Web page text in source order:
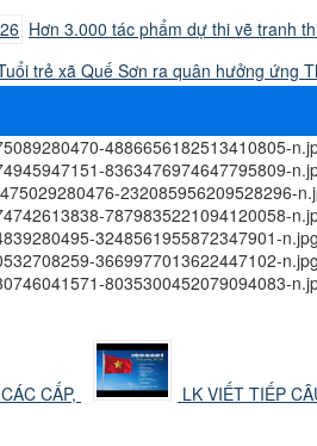
Hơn 3.000 tác phẩm dự thi vẽ tranh
trẻ xã Quế Sơn ra quân hưởng ứng
CẤP, LK VIẾT TIẾP